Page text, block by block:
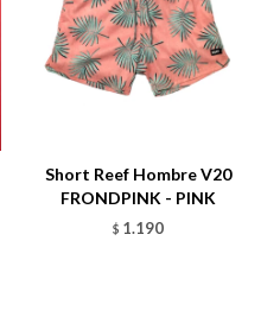
Short Reef Hombre V20
FRONDPINK - PINK
$ 1.190